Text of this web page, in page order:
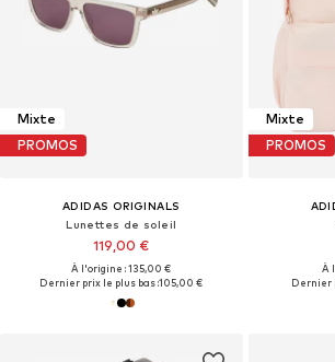
Mixte
PROMOS
ADIDAS ORIGINALS
Lunettes de soleil
119,00 €
À l'origine : 135,00 €
Dernier prix le plus bas :105,00 €
Mixte
PROMOS
À
Dernier